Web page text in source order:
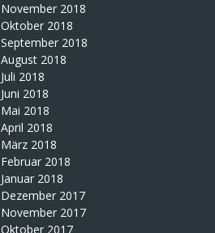
November 2018
Oktober 2018
September 2018
August 2018
Juli 2018
Juni 2018
Mai 2018
April 2018
März 2018
Februar 2018
Januar 2018
Dezember 2017
November 2017
Oktober 2017